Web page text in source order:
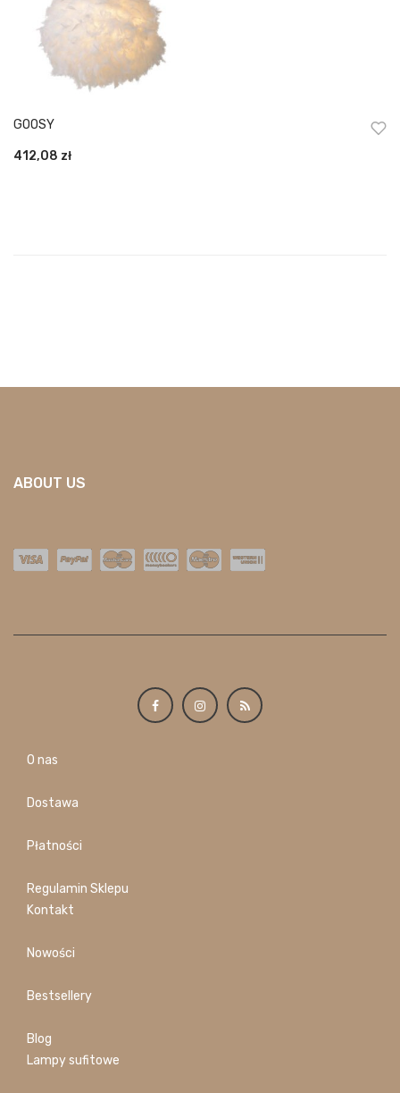
GOOSY
412,08 zł
ABOUT US
O nas
Dostawa
Płatności
Regulamin Sklepu
Kontakt
Nowości
Bestsellery
Blog
Lampy sufitowe